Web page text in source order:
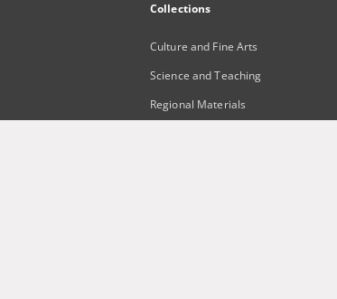
Collections
Culture and Fine Arts
Science and Teaching
Regional Materials